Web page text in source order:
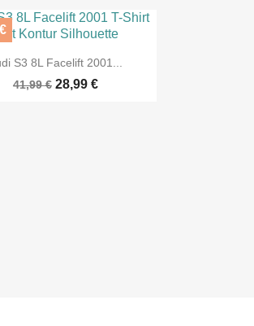
 Vorschau
S3 8L Facelift 2001...
41,99 € 28,99 €